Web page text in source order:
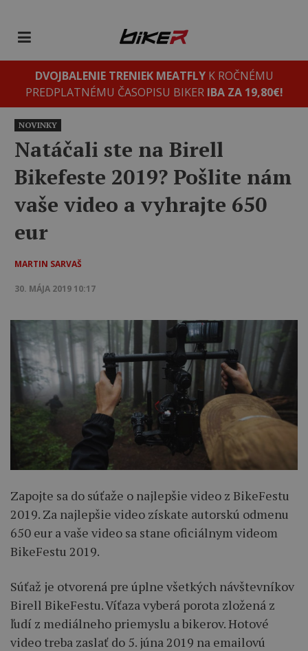
DVOJBALENIE TRENIEK MEATFLYK ROČNÉMU
PREDPLATNÉMU ČASOPISU BIKER IBA ZA 19,80€!
NOVINKY
Natáčali ste na Birell
Bikefeste 2019? Pošlite nám
vaše video a vyhrajte 650
eur
MARTIN SARVAŠ
30. MÁJA 2019 10:17
Zapojte sa do súťaže o najlepšie video z BikeFestu
2019. Za najlepšie video získate autorskú odmenu
650 eur a vaše video sa stane oficiálnym videom
BikeFestu 2019.
Súťaž je otvorená pre úplne všetkých návštevníkov
Birell BikeFestu. Víťaza vyberá porota zložená z
ľudí z mediálneho priemyslu a bikerov. Hotové
video treba zaslať do 5. júna 2019 na emailovú